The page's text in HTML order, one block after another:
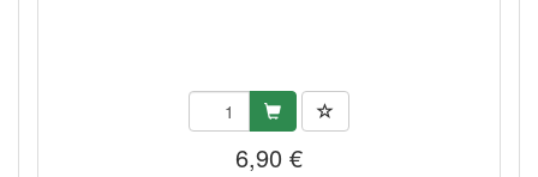
6,90 €